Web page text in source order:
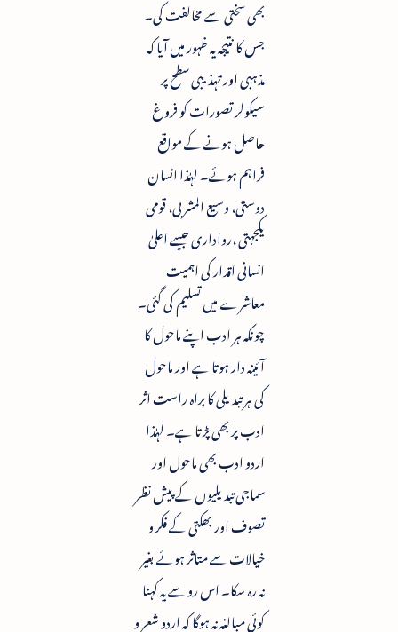
بھی سختی سے مخالفت کی۔
جس کا نتیجہ یہ ظہور میں آیا کہ
مذہبی اور تہذیبی سطح پر
سیکولر تصورات کو فروغ
حاصل ہونے کے مواقع
فراہم ہوئے۔ لہٰذا انسان
دوستی، وسیع المشربی، قومی
یکجہتی ،رواداری جیسے اعلیٰ
انسانی اقدار کی اہمیت
معاشرے میں تسلیم کی گئی۔
چونکہ ہر ادب اپنے ماحول کا
آئینہ دار ہوتا ہے اور ماحول
کی ہر تبدیلی کا براہ راست اثر
ادب پر بھی پڑتا ہے۔ لہٰذا
اردو ادب بھی ماحول اور
سماجی تبدیلیوں کے پیش نظر
تصوف اور بھکتی کے فکر و
خیالات سے متاثر ہوئے بغیر
نہ رہ سکا۔ اس رو سے یہ کہنا
کوئی مبالغہ نہ ہوگا کہ اردو شعر و